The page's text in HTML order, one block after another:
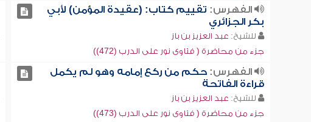
الفهرس: تقييم كتاب: (عقيدة المؤمن) لأبي
بكر الجزائري
للشيخ: عبد العزيز بن باز
جزء من محاضرة ( فتاوى نور على الدرب (472))
الفهرس:حكم من ركع إمامه وهو لم يكمل
قراءة الفاتحة
للشيخ: عبد العزيز بن باز
جزء من محاضرة ( فتاوى نور على الدرب (473))